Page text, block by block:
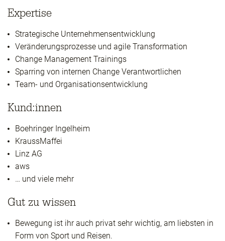
Expertise
Strategische Unternehmensentwicklung
Veränderungsprozesse und agile Transformation
Change Management Trainings
Sparring von internen Change Verantwortlichen
Team- und Organisationsentwicklung
Kund:innen
Boehringer Ingelheim
KraussMaffei
Linz AG
aws
… und viele mehr
Gut zu wissen
Bewegung ist ihr auch privat sehr wichtig, am liebsten in
Form von Sport und Reisen.